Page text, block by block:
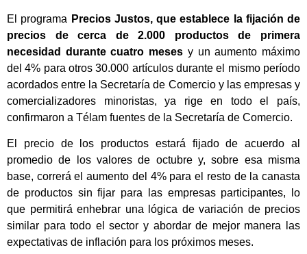
El programa Precios Justos, que establece la fijación de
precios de cerca de 2.000 productos de primera
necesidad durante cuatro meses y un aumento máximo
del 4% para otros 30.000 artículos durante el mismo período
acordados entre la Secretaría de Comercio y las empresas y
comercializadores minoristas, ya rige en todo el país,
confirmaron a Télam fuentes de la Secretaría de Comercio.
El precio de los productos estará fijado de acuerdo al
promedio de los valores de octubre y, sobre esa misma
base, correrá el aumento del 4% para el resto de la canasta
de productos sin fijar para las empresas participantes, lo
que permitirá enhebrar una lógica de variación de precios
similar para todo el sector y abordar de mejor manera las
expectativas de inflación para los próximos meses.